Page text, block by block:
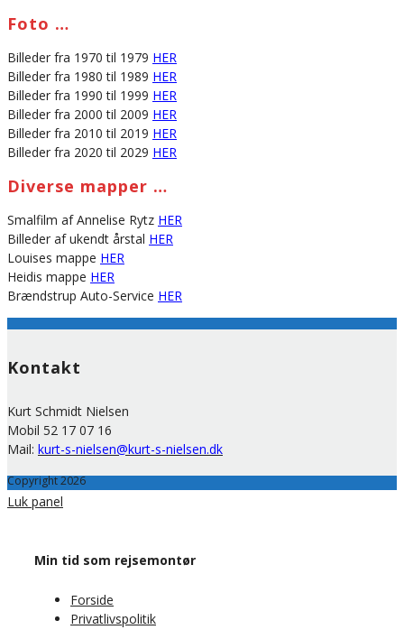
Foto …
Billeder fra 1970 til 1979 HER
Billeder fra 1980 til 1989 HER
Billeder fra 1990 til 1999 HER
Billeder fra 2000 til 2009 HER
Billeder fra 2010 til 2019 HER
Billeder fra 2020 til 2029 HER
Diverse mapper …
Smalfilm af Annelise Rytz HER
Billeder af ukendt årstal HER
Louises mappe HER
Heidis mappe HER
Brændstrup Auto-Service HER
Kontakt
Kurt Schmidt Nielsen
Mobil 52 17 07 16
Mail: kurt-s-nielsen@kurt-s-nielsen.dk
Copyright 2026
Luk panel
Min tid som rejsemontør
Forside
Privatlivspolitik